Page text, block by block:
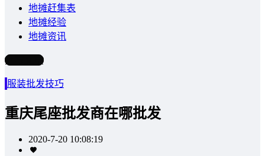
地摊赶集表
地摊经验
地摊资讯
写文章
服装批发技巧
重庆尾座批发商在哪批发
2020-7-20 10:08:19